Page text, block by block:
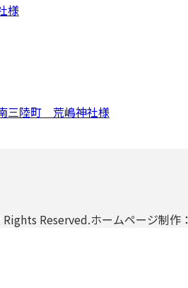
様
三陸町 荒嶋神社様
Reserved.ホームページ制作：